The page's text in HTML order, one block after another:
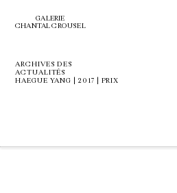
GALERIE
CHANTAL CROUSEL
ARCHIVES DES
ACTUALITÉS
HAEGUE YANG | 2017 | PRIX